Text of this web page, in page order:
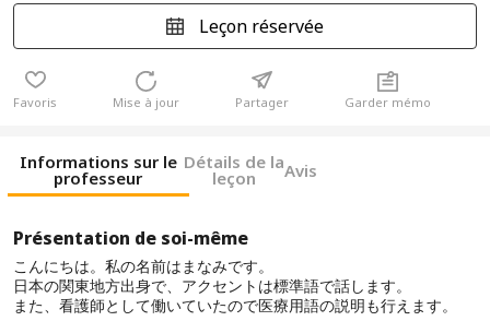
Leçon réservée
Favoris Mise à jour Partager Garder mémo
Informations sur le
professeur
Détails de la
leçon Avis
Présentation de soi-même
こんにちは。私の名前はまなみです。
日本の関東地方出身で、アクセントは標準語で話します。
また、看護師として働いていたので医療用語の説明も行えます。